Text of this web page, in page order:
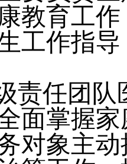
教育工
工作指
责任团队
面掌握
对象主